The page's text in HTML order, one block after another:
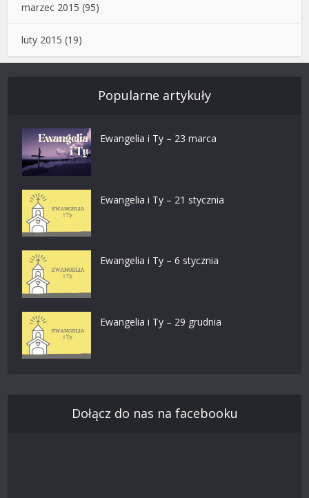
marzec 2015 (95)
luty 2015 (19)
Popularne artykuły
Ewangelia i Ty – 23 marca
Ewangelia i Ty – 21 stycznia
Ewangelia i Ty – 6 stycznia
Ewangelia i Ty – 29 grudnia
Dołącz do nas na facebooku